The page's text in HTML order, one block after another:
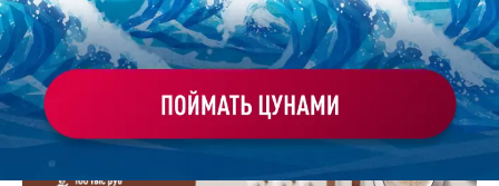
Работа
студента
ХОЧУ ЗАКАЗАТЬ ТАКУЮ ПРЕЗЕНТАЦИЮ